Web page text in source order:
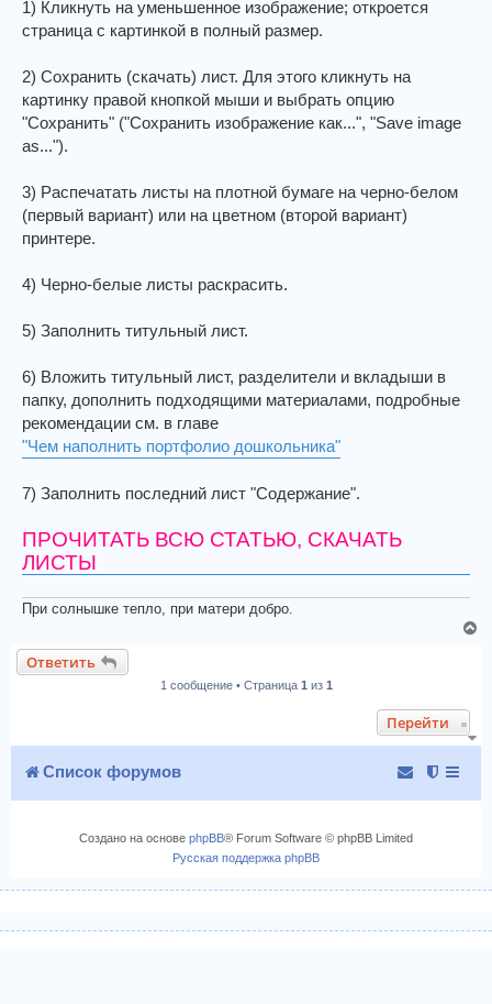
1) Кликнуть на уменьшенное изображение; откроется
страница с картинкой в полный размер.
2) Сохранить (скачать) лист. Для этого кликнуть на
картинку правой кнопкой мыши и выбрать опцию
"Сохранить" ("Сохранить изображение как...", "Save image
as...").
3) Распечатать листы на плотной бумаге на черно-белом
(первый вариант) или на цветном (второй вариант)
принтере.
4) Черно-белые листы раскрасить.
5) Заполнить титульный лист.
6) Вложить титульный лист, разделители и вкладыши в
папку, дополнить подходящими материалами, подробные
рекомендации см. в главе
"Чем наполнить портфолио дошкольника"
7) Заполнить последний лист "Содержание".
ПРОЧИТАТЬ ВСЮ СТАТЬЮ, СКАЧАТЬ
ЛИСТЫ
При солнышке тепло, при матери добро.
ь
Ответить
1 сообщение • Страница 1 из 1
Перейти
Список форумов
Создано на основе phpBB® Forum Software © phpBB Limited
Русская поддержка phpBB